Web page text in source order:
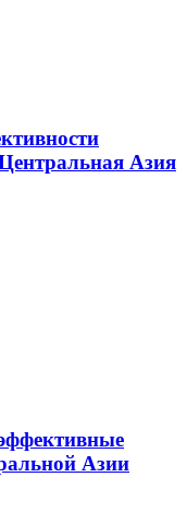
Азия
Азии